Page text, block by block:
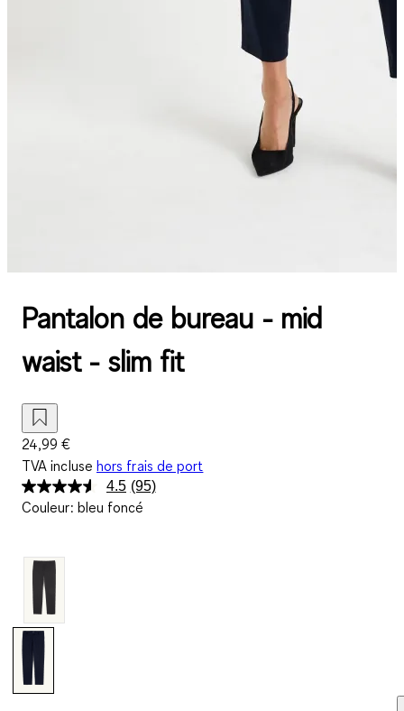
Pantalon de bureau - mid
waist - slim fit
24,99 €
TVA incluse hors frais de port
4.5 Lire
95
(95)
Couleur: bleu foncé